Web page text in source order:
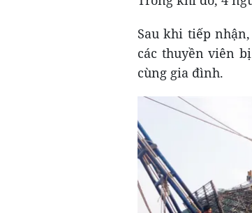
Sau khi tiếp
các thuyền viên
cùng gia đình.